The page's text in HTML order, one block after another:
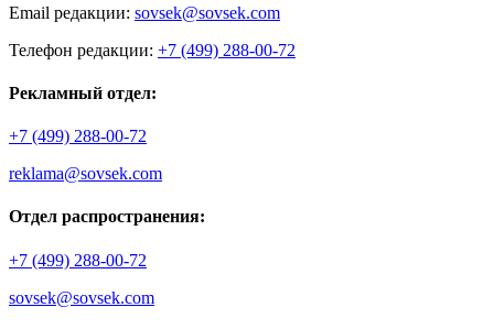
Email редакции: sovsek@sovsek.com
Телефон редакции: +7 (499) 288-00-72
Рекламный отдел:
+7 (499) 288-00-72
reklama@sovsek.com
Отдел распространения:
+7 (499) 288-00-72
sovsek@sovsek.com